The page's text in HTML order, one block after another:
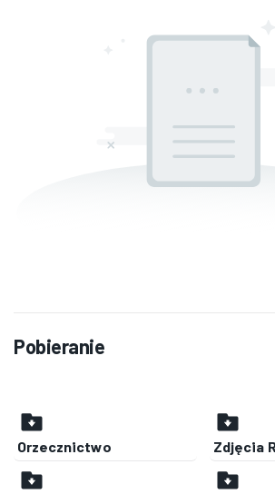
Pobieranie
Orzecznictwo Zdjęcia